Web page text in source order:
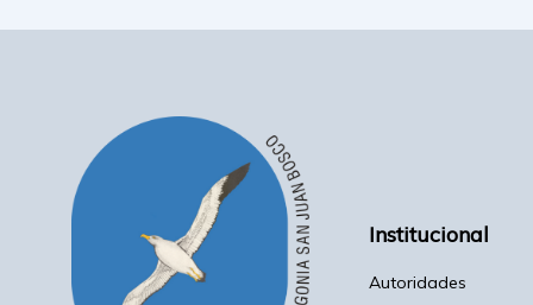
Institucional
Autoridades